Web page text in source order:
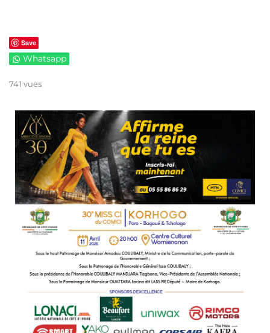
Save
Whatsapp
741 vues